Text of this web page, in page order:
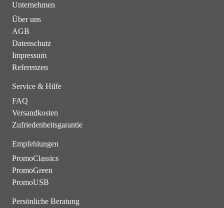
Unternehmen
Über uns
AGB
Datenschutz
Impressum
Referenzen
Service & Hilfe
FAQ
Versandkosten
Zufriedenheitsgarantie
Empfehlungen
PromoClassics
PromoGreen
PromoUSB
Persönliche Beratung